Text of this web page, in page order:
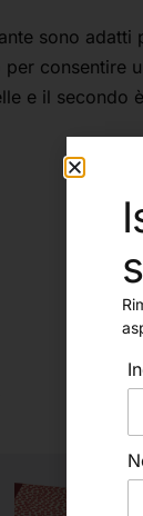
sono
consentire
e il